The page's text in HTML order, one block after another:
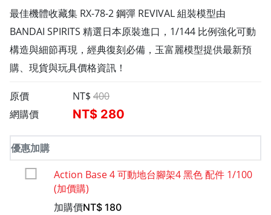
最佳機體收藏集 RX-78-2 鋼彈 REVIVAL 組裝模型由
BANDAI SPIRITS 精選日本原裝進口，1/144 比例強化可動
構造與細節再現，經典復刻必備，玉富麗模型提供最新預
購、現貨與玩具價格資訊！
原價 NT$ 400
網購價
NT$ 280
優惠加購
Action Base 4 可動地台腳架4 黑色 配件 1/100
(加價購)
加購價NT$ 180